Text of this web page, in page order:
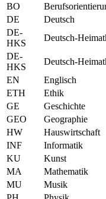
BO
DE
Deutsch
DE-
HKS
Deutsch-
DE-
HKS
Deutsch-
EN
Englisch
ETH
Ethik
GE
Geschichte
GEO
Geographie
HW
Hauswirtschaft
INF
Informatik
KU
Kunst
MA
Mathematik
MU
Musik